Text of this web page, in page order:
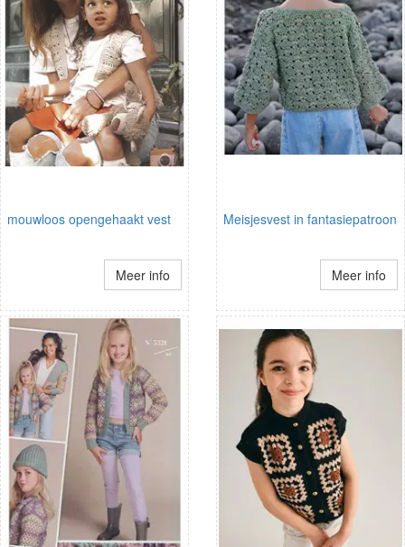
mouwloos opengehaakt vest
Meer info
Meisjesvest in fantasiepatroon
Meer info